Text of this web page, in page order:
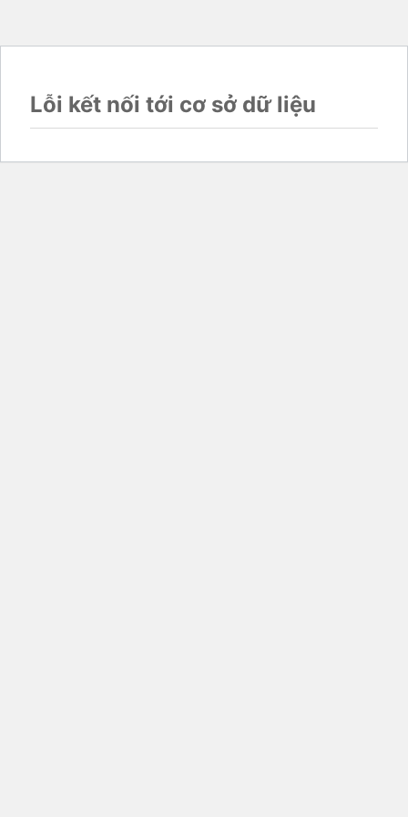
Lỗi kết nối tới cơ sở dữ liệu